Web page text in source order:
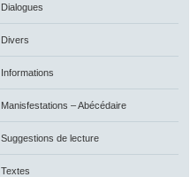
Dialogues
Divers
Informations
Manisfestations – Abécédaire
Suggestions de lecture
Textes